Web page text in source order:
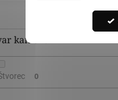
kameňa
0